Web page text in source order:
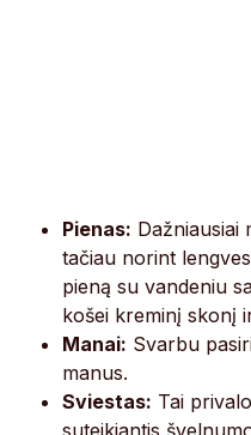
Pienas: Dažniausiai
tačiau norint
pieną su vandeniu
košei kreminį skonį
Manai: Svarbu
manus.
Sviestas: Tai